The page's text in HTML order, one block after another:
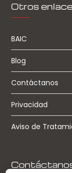
Otros
BAIC
Blog
Contáctanos
Privacidad
Aviso de